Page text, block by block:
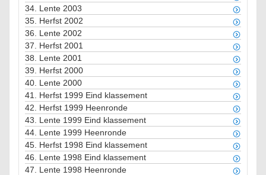
34. Lente 2003
35. Herfst 2002
36. Lente 2002
37. Herfst 2001
38. Lente 2001
39. Herfst 2000
40. Lente 2000
41. Herfst 1999 Eind klassement
42. Herfst 1999 Heenronde
43. Lente 1999 Eind klassement
44. Lente 1999 Heenronde
45. Herfst 1998 Eind klassement
46. Lente 1998 Eind klassement
47. Lente 1998 Heenronde